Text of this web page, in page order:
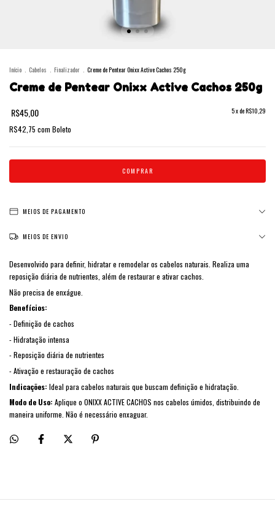
Início . Cabelos . Finalizador . Creme de Pentear Onixx Active Cachos 250g
Creme de Pentear Onixx Active Cachos 250g
R$45,00 5x deR$10,29
R$42,75 com Boleto
MEIOS DE PAGAMENTO
MEIOS DE ENVIO
Desenvolvido para definir, hidratar e remodelar os cabelos naturais. Realiza uma
reposição diária de nutrientes, além de restaurar e ativar cachos.
Não precisa de enxágue.
Benefícios:
- Definição de cachos
- Hidratação intensa
- Reposição diária de nutrientes
- Ativação e restauração de cachos
Indicações: Ideal para cabelos naturais que buscam definição e hidratação.
Modo de Uso: Aplique o ONIXX ACTIVE CACHOS nos cabelos úmidos, distribuindo de
maneira uniforme. Não é necessário enxaguar.